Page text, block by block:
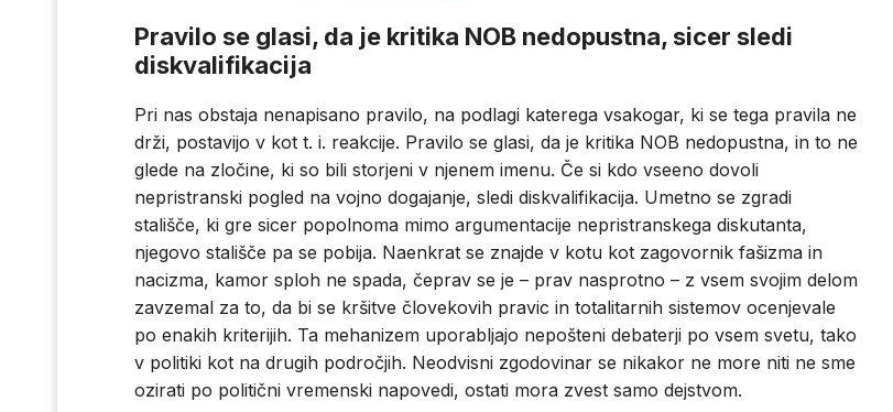
Pravilo se glasi, da je kritika NOB nedopustna, sicer sledi
diskvalifikacija
Pri nas obstaja nenapisano pravilo, na podlagi katerega vsakogar, ki se tega pravila ne
drži, postavijo v kot t. i. reakcije. Pravilo se glasi, da je kritika NOB nedopustna, in to ne
glede na zločine, ki so bili storjeni v njenem imenu. Če si kdo vseeno dovoli
nepristranski pogled na vojno dogajanje, sledi diskvalifikacija. Umetno se zgradi
stališče, ki gre sicer popolnoma mimo argumentacije nepristranskega diskutanta,
njegovo stališče pa se pobija. Naenkrat se znajde v kotu kot zagovornik fašizma in
nacizma, kamor sploh ne spada, čeprav se je – prav nasprotno – z vsem svojim delom
zavzemal za to, da bi se kršitve človekovih pravic in totalitarnih sistemov ocenjevale
po enakih kriterijih. Ta mehanizem uporabljajo nepošteni debaterji po vsem svetu, tako
v politiki kot na drugih področjih. Neodvisni zgodovinar se nikakor ne more niti ne sme
ozirati po politični vremenski napovedi, ostati mora zvest samo dejstvom.